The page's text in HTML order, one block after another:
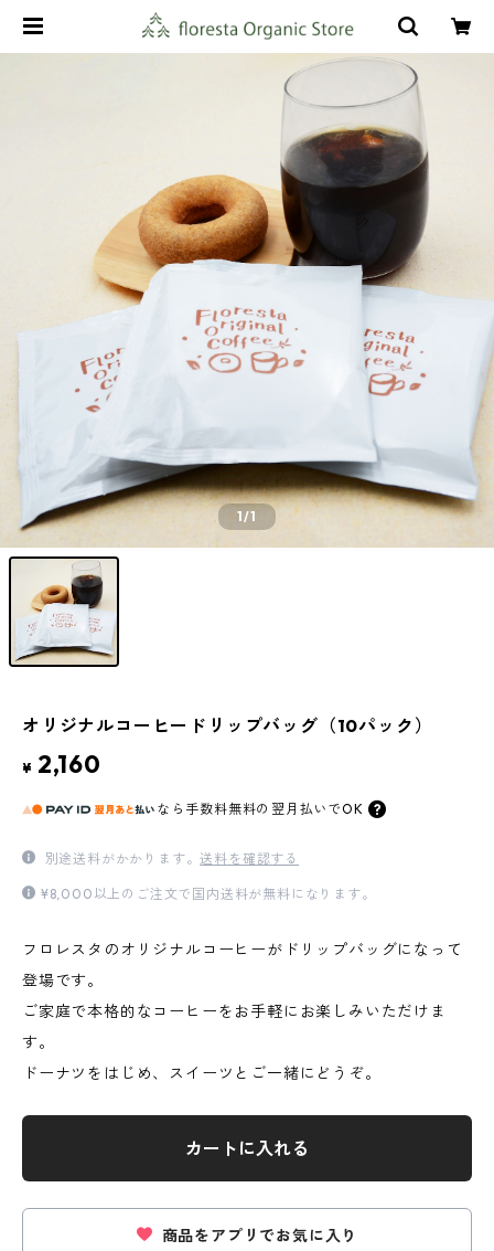
1/1
オリジナルコーヒードリップバッグ（10パック）
¥ 2,160
なら 手数料無料の 翌月払いでOK
別途送料がかかります。送料を確認する
¥8,000以上のご注文で国内送料が無料になります。
フロレスタのオリジナルコーヒーがドリップバッグになって
登場です。
ご家庭で本格的なコーヒーをお手軽にお楽しみいただけま
す。
ドーナツをはじめ、スイーツとご一緒にどうぞ。
カートに入れる
商品をアプリでお気に入り